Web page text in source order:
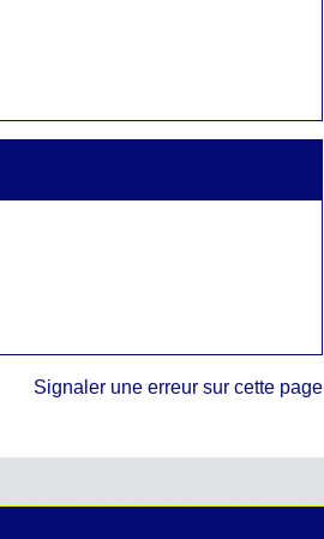
Signaler une erreur sur cette page